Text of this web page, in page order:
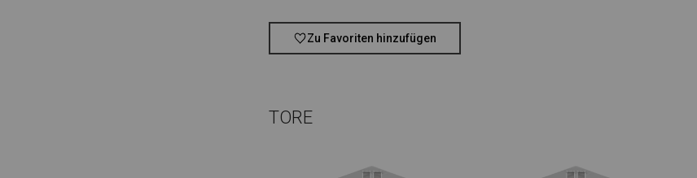
Zu Favoriten hinzufügen
TORE